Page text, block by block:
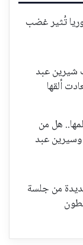
تُثير غضب
شيرين عبد
ألقها
هل من
عبد
من جلسة